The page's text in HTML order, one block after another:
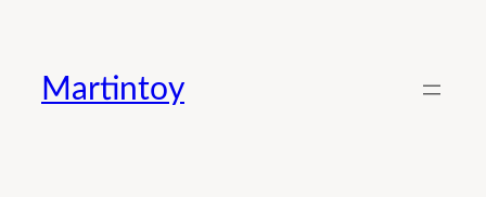
contenido
Martintoy